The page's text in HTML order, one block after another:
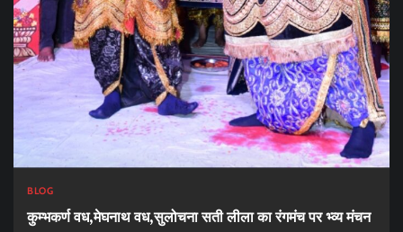
BLOG
कुम्भकर्ण वध,मेघनाथ वध,सुलोचना सती लीला का रंगमंच पर भ्व्य मंचन